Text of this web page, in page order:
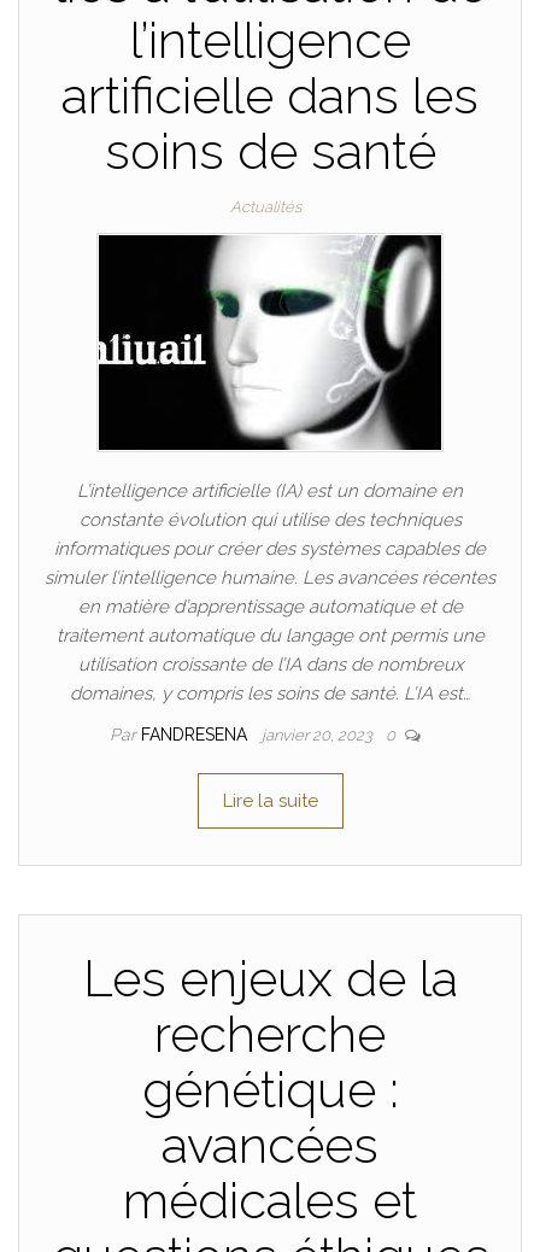
l’intelligence
artificielle dans les
soins de santé
Actualités
L’intelligence artificielle (IA) est un domaine en
constante évolution qui utilise des techniques
informatiques pour créer des systèmes capables de
simuler l’intelligence humaine. Les avancées récentes
en matière d’apprentissage automatique et de
traitement automatique du langage ont permis une
utilisation croissante de l’IA dans de nombreux
domaines, y compris les soins de santé. L’IA est…
Par FANDRESENA janvier 20, 2023 0
Lire la suite
Les enjeux de la
recherche
génétique :
avancées
médicales et